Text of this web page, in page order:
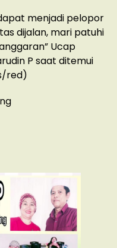
menjadi pelopor
dijalan, mari patuhi
Ucap
P saat ditemui
red)